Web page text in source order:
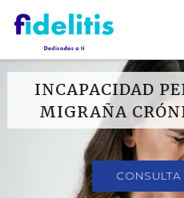
INCAPACIDAD
MIGRAÑA
CONSULTA